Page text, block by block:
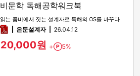
비문학 독해공학워크북
읽는 좀비에서 짓는 설계자로 독해의 OS를 바꾸다
pdf은둔설계자 26.04.12
20,000원 + Point
5%